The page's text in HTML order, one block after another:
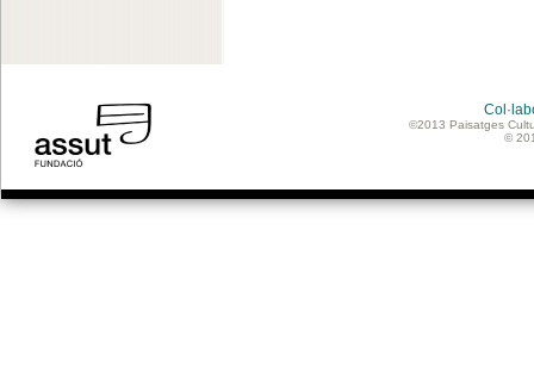
©2013 Paisatges
©